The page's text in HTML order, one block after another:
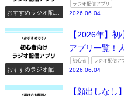
おすすめラジオ配信
ラジオ配信アプリ
2026.06.04
おすすめラジオ配信
【2026年】
アプリ一覧！
初心者 ラジオ配信ア
2026.06.04
【顔出しなし